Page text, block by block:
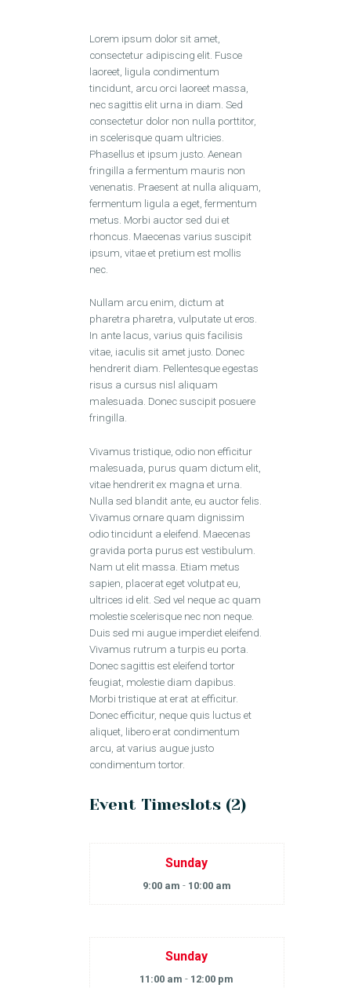
Lorem ipsum dolor sit amet,
consectetur adipiscing elit. Fusce
laoreet, ligula condimentum
tincidunt, arcu orci laoreet massa,
nec sagittis elit urna in diam. Sed
consectetur dolor non nulla porttitor,
in scelerisque quam ultricies.
Phasellus et ipsum justo. Aenean
fringilla a fermentum mauris non
venenatis. Praesent at nulla aliquam,
fermentum ligula a eget, fermentum
metus. Morbi auctor sed dui et
rhoncus. Maecenas varius suscipit
ipsum, vitae et pretium est mollis
nec.
Nullam arcu enim, dictum at
pharetra pharetra, vulputate ut eros.
In ante lacus, varius quis facilisis
vitae, iaculis sit amet justo. Donec
hendrerit diam. Pellentesque egestas
risus a cursus nisl aliquam
malesuada. Donec suscipit posuere
fringilla.
Vivamus tristique, odio non efficitur
malesuada, purus quam dictum elit,
vitae hendrerit ex magna et urna.
Nulla sed blandit ante, eu auctor felis.
Vivamus ornare quam dignissim
odio tincidunt a eleifend. Maecenas
gravida porta purus est vestibulum.
Nam ut elit massa. Etiam metus
sapien, placerat eget volutpat eu,
ultrices id elit. Sed vel neque ac quam
molestie scelerisque nec non neque.
Duis sed mi augue imperdiet eleifend.
Vivamus rutrum a turpis eu porta.
Donec sagittis est eleifend tortor
feugiat, molestie diam dapibus.
Morbi tristique at erat at efficitur.
Donec efficitur, neque quis luctus et
aliquet, libero erat condimentum
arcu, at varius augue justo
condimentum tortor.
Event Timeslots (2)
Sunday
9:00 am - 10:00 am
Sunday
11:00 am - 12:00 pm